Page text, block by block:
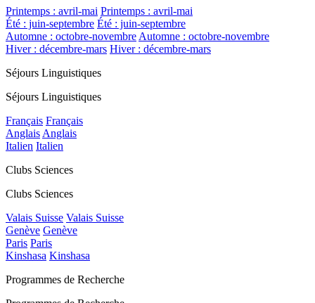
Printemps : avril-mai Printemps : avril-mai
Été : juin-septembre Été : juin-septembre
Automne : octobre-novembre Automne : octobre-novembre
Hiver : décembre-mars Hiver : décembre-mars
Séjours Linguistiques
Séjours Linguistiques
Français Français
Anglais Anglais
Italien Italien
Clubs Sciences
Clubs Sciences
Valais Suisse Valais Suisse
Genève Genève
Paris Paris
Kinshasa Kinshasa
Programmes de Recherche